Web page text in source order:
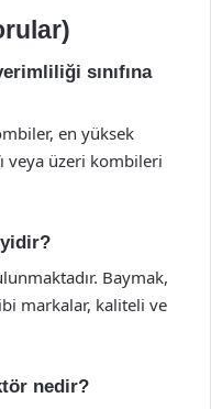
sınıfına
en yüksek
veya üzeri kombileri
Baymak,
markalar, kaliteli ve
nedir?